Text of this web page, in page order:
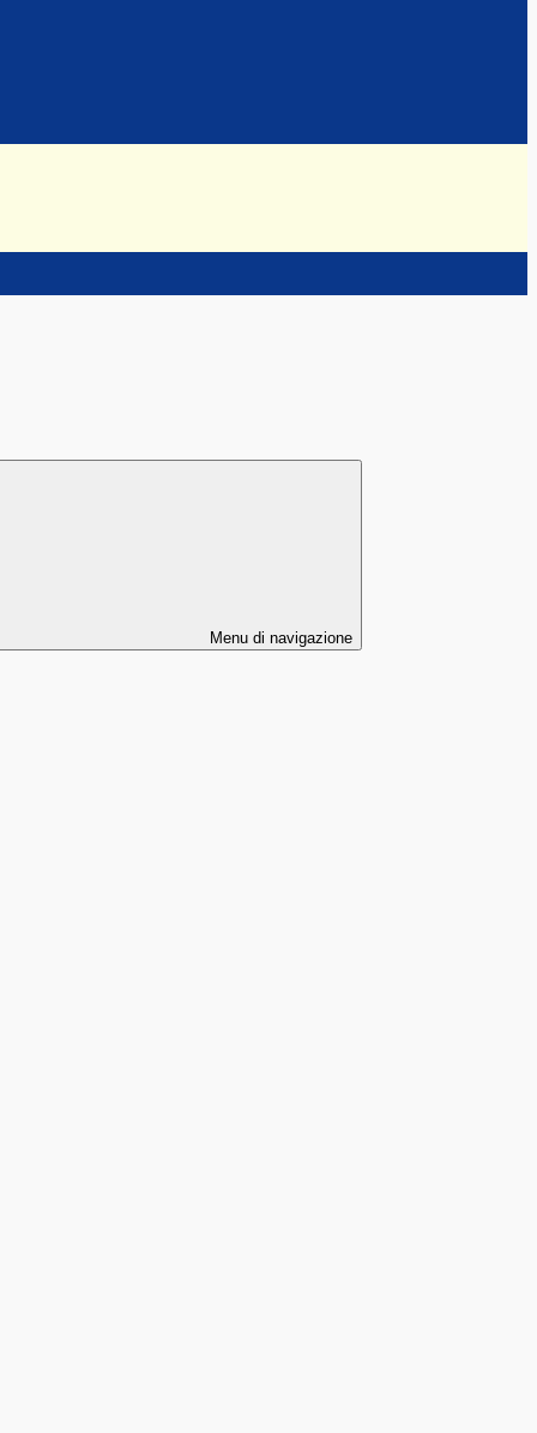
Menu di navigazione